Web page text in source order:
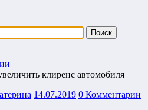
клиренс автомобиля
14.07.2019 0 Комментарии